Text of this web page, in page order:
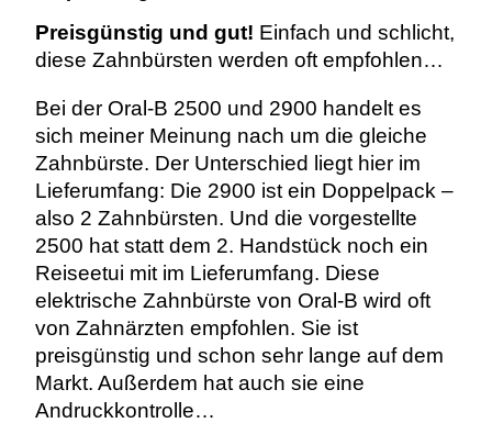
Preisgünstig und gut! Einfach und schlicht,
diese Zahnbürsten werden oft empfohlen…
Bei der Oral-B 2500 und 2900 handelt es
sich meiner Meinung nach um die gleiche
Zahnbürste. Der Unterschied liegt hier im
Lieferumfang: Die 2900 ist ein Doppelpack –
also 2 Zahnbürsten. Und die vorgestellte
2500 hat statt dem 2. Handstück noch ein
Reiseetui mit im Lieferumfang. Diese
elektrische Zahnbürste von Oral-B wird oft
von Zahnärzten empfohlen. Sie ist
preisgünstig und schon sehr lange auf dem
Markt. Außerdem hat auch sie eine
Andruckkontrolle…